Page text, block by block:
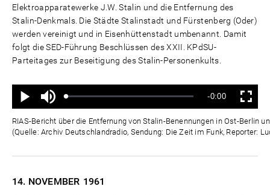
Elektroapparatewerke J.W. Stalin und die Entfernung des
Stalin-Denkmals. Die Städte Stalinstadt und Fürstenberg (Oder)
werden vereinigt und in Eisenhüttenstadt umbenannt. Damit
folgt die SED-Führung Beschlüssen des XXII. KPdSU-
Parteitages zur Beseitigung des Stalin-Personenkults.
Wiedergabe
Ton
aus
Geladen:
Status:
Verbleibende
Zeit
-0:00 Vollbild
RIAS-Bericht über die Entfernung von Stalin-Benennungen in Ost-Berlin
(Quelle: Archiv Deutschlandradio, Sendung: Die Zeit im Funk, Reporter:
14. NOVEMBER 1961